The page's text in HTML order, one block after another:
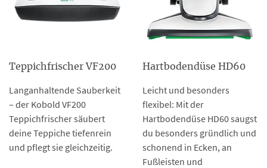
Teppichfrischer VF200
Langanhaltende Sauberkeit
– der Kobold VF200
Teppichfrischer säubert
deine Teppiche tiefenrein
und pflegt sie gleichzeitig.
Hartbodendüse HD60
Leicht und besonders
flexibel: Mit der
Hartbodendüse HD60 saugst
du besonders gründlich und
schonend in Ecken, an
Fußleisten und